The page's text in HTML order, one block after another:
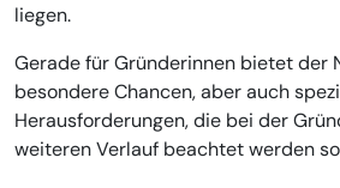
liegen.
Gerade für Gründerinnen bietet der
besondere Chancen, aber auch
Herausforderungen, die bei der
weiteren Verlauf beachtet werden